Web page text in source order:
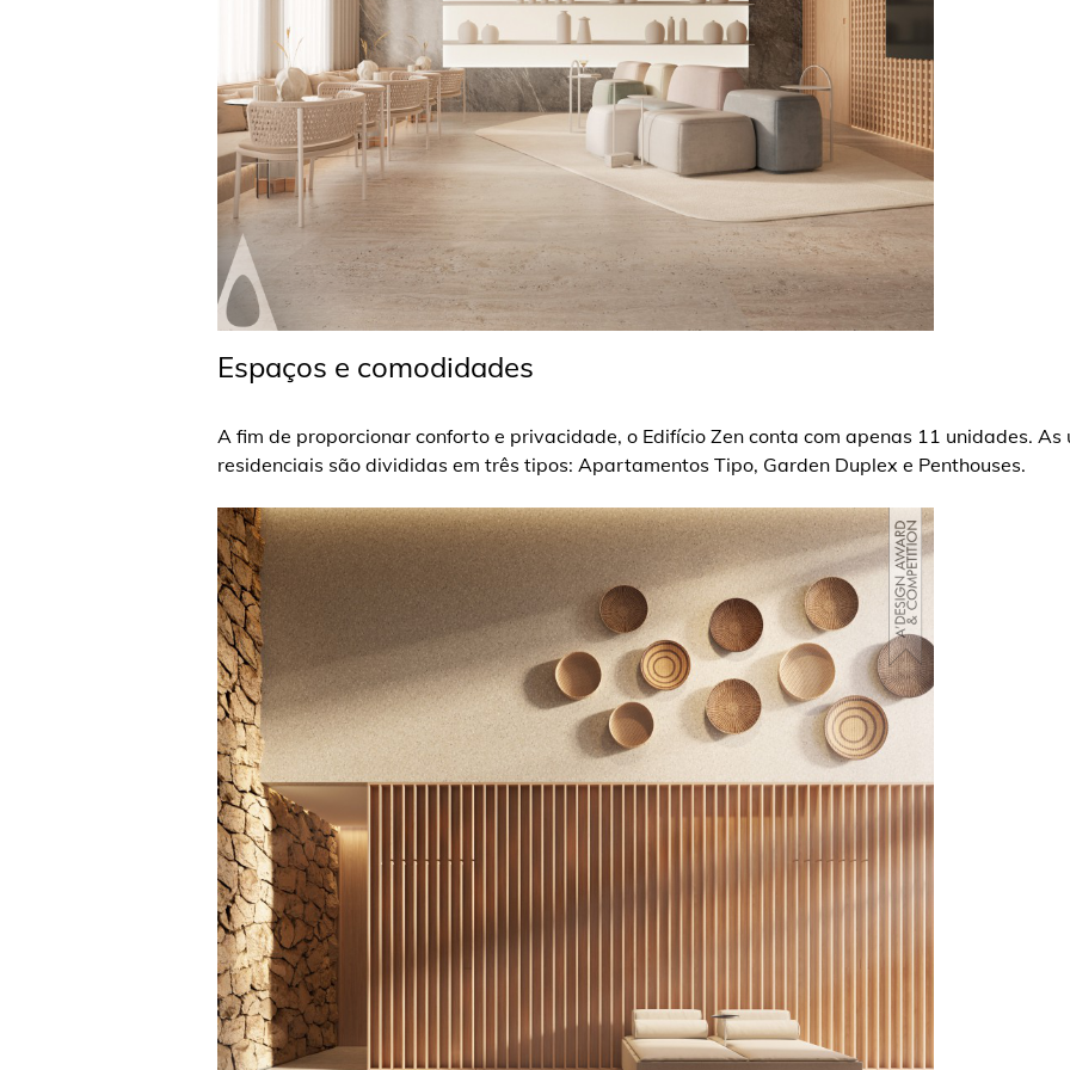
Espaços e comodidades
A fim de proporcionar conforto e privacidade, o Edifício Zen conta com apenas 11 unidades. As
residenciais são divididas em três tipos: Apartamentos Tipo, Garden Duplex e Penthouses.